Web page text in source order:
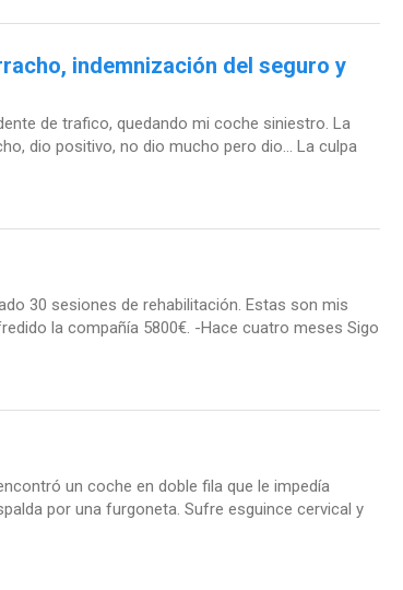
indemnización del seguro y
de trafico, quedando mi coche siniestro. La
dio positivo, no dio mucho pero dio... La culpa
30 sesiones de rehabilitación. Estas son mis
la compañía 5800€. -Hace cuatro meses Sigo
un coche en doble fila que le impedía
por una furgoneta. Sufre esguince cervical y